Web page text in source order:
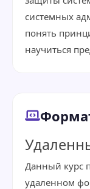
системных
понять
научиться
Данный курс
удаленном